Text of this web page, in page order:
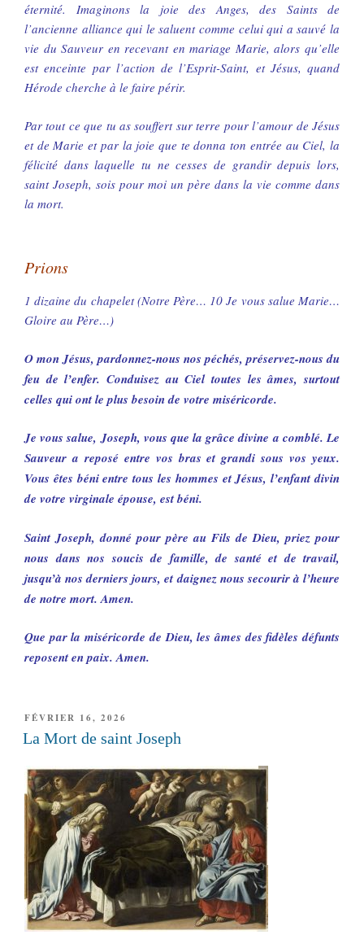
éternité. Imaginons la joie des Anges, des Saints de
l’ancienne alliance qui le saluent comme celui qui a sauvé la
vie du Sauveur en recevant en mariage Marie, alors qu’elle
est enceinte par l’action de l’Esprit-Saint, et Jésus, quand
Hérode cherche à le faire périr.
Par tout ce que tu as souffert sur terre pour l’amour de Jésus
et de Marie et par la joie que te donna ton entrée au Ciel, la
félicité dans laquelle tu ne cesses de grandir depuis lors,
saint Joseph, sois pour moi un père dans la vie comme dans
la mort.
Prions
1 dizaine du chapelet (Notre Père… 10 Je vous salue Marie…
Gloire au Père…)
O mon Jésus, pardonnez-nous nos péchés, préservez-nous du
feu de l’enfer. Conduisez au Ciel toutes les âmes, surtout
celles qui ont le plus besoin de votre miséricorde.
Je vous salue, Joseph, vous que la grâce divine a comblé. Le
Sauveur a reposé entre vos bras et grandi sous vos yeux.
Vous êtes béni entre tous les hommes et Jésus, l’enfant divin
de votre virginale épouse, est béni.
Saint Joseph, donné pour père au Fils de Dieu, priez pour
nous dans nos soucis de famille, de santé et de travail,
jusqu’à nos derniers jours, et daignez nous secourir à l’heure
de notre mort. Amen.
Que par la miséricorde de Dieu, les âmes des fidèles défunts
reposent en paix. Amen.
PUBLIÉ
LE
FÉVRIER 16, 2026
La Mort de saint Joseph